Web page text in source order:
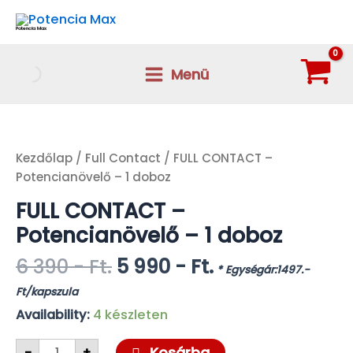
Potencia Max
Main
Menü
Kezdőlap / Full Contact / FULL CONTACT –
Potencianövelő – 1 doboz
FULL CONTACT –
Potencianövelő – 1 doboz
6 390- Ft. Original
was:
6
390 -
5 990 - Ft.Current
price
990 -
* Egységár:1497.-
Ft/kapszula
Availability: 4 készleten
FULL